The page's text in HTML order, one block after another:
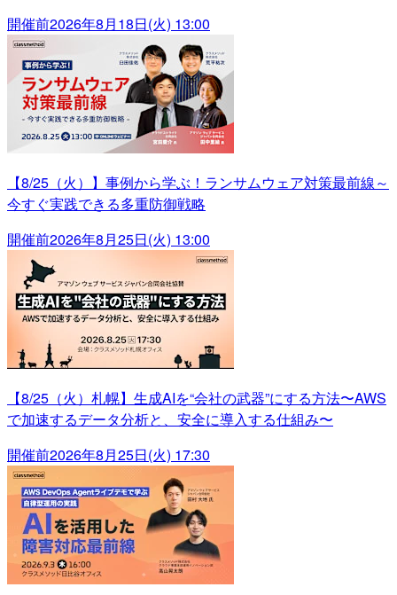
開催前2026年8月18日(火) 13:00
【8/25（火）】事例から学ぶ！ランサムウェア対策最前線～
今すぐ実践できる多重防御戦略
開催前2026年8月25日(火) 13:00
【8/25（火）札幌】生成AIを“会社の武器”にする方法〜AWS
で加速するデータ分析と、安全に導入する仕組み〜
開催前2026年8月25日(火) 17:30